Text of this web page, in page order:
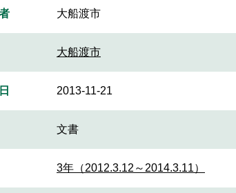
大船渡市
大船渡市
2013-11-21
文書
3年（2012.3.12～2014.3.11）